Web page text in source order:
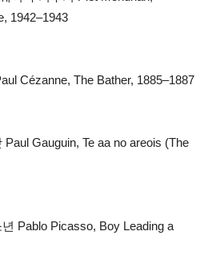
1942–1943
Cézanne, The Bather, 1885–1887
Gauguin, Te aa no areois (The
Pablo Picasso, Boy Leading a